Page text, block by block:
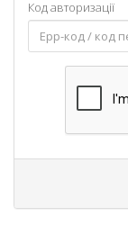
Код авторизації